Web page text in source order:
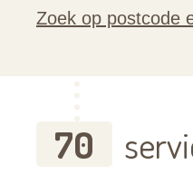
Zoek op postcode
70